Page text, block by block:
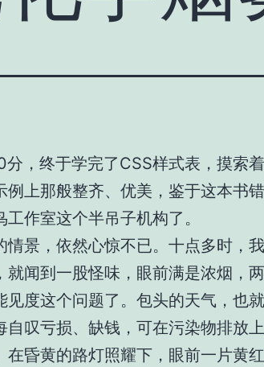
，终于学完了CSS样式表，摸索
例上那般整齐、优美，鉴于这本书
作室这个半吊子机构了。
情景，依然心惊不已。十点多时，
就闻到一股怪味，眼前满是浓烟，
见度这个问题了。包头的天气，也
自叹亏损、缺钱，可在污染物排放
在昏黄的路灯照耀下，眼前一片黄